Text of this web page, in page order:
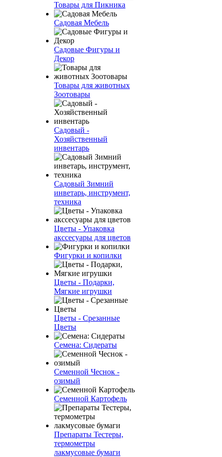
Товары для Пикника
Садовая Мебель
Садовые Фигуры и
Декор
Товары для животных
Зоотовары
Садовый -
Хозяйственный
инвентарь
Садовый Зимний
инветарь, инструмент,
техника
Цветы - Упаковка
акссесуары для цветов
Фигурки и копилки
Цветы - Подарки,
Мягкие игрушки
Цветы - Срезанные
Цветы
Семена: Сидераты
Семенной Чеснок -
озимый
Семенной Картофель
Препараты Тестеры,
термометры
лакмусовые бумаги